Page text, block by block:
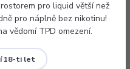
pro liquid větší než
pro náplně bez nikotinu!
vědomí TPD omezení.
18-ti let